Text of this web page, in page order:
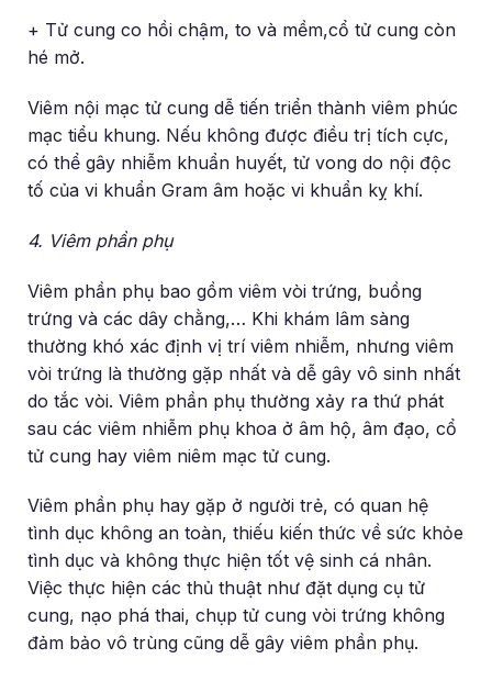
+ Tử cung co hồi chậm, to và mềm,cổ tử cung còn
hé mở.
Viêm nội mạc tử cung dễ tiến triển thành viêm phúc
mạc tiểu khung. Nếu không được điều trị tích cực,
có thể gây nhiễm khuẩn huyết, tử vong do nội độc
tố của vi khuẩn Gram âm hoặc vi khuẩn kỵ khí.
4. Viêm phần phụ
Viêm phần phụ bao gồm viêm vòi trứng, buồng
trứng và các dây chằng,… Khi khám lâm sàng
thường khó xác định vị trí viêm nhiễm, nhưng viêm
vòi trứng là thường gặp nhất và dễ gây vô sinh nhất
do tắc vòi. Viêm phần phụ thường xảy ra thứ phát
sau các viêm nhiễm phụ khoa ở âm hộ, âm đạo, cổ
tử cung hay viêm niêm mạc tử cung.
Viêm phần phụ hay gặp ở người trẻ, có quan hệ
tình dục không an toàn, thiếu kiến thức về sức khỏe
tình dục và không thực hiện tốt vệ sinh cá nhân.
Việc thực hiện các thủ thuật như đặt dụng cụ tử
cung, nạo phá thai, chụp tử cung vòi trứng không
đảm bảo vô trùng cũng dễ gây viêm phần phụ.